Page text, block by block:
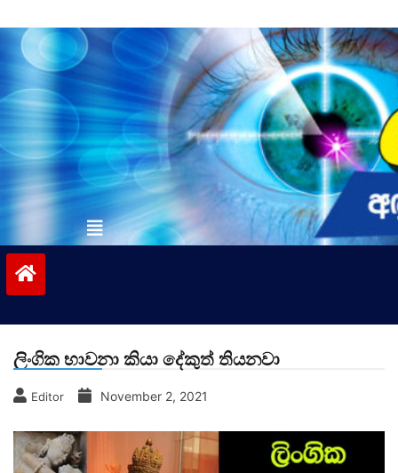
to
contentvinivida.lk
ලිංගික භාවනා කියා දේකුත් තියනවා
Editor November 2, 2021